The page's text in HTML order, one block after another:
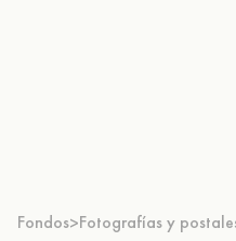
Fondos>Fotografías y